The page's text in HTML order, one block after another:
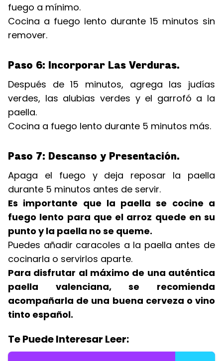
fuego a mínimo.
Cocina a fuego lento durante 15 minutos sin
remover.
Paso 6: Incorporar Las Verduras.
Después de 15 minutos, agrega las judías
verdes, las alubias verdes y el garrofó a la
paella.
Cocina a fuego lento durante 5 minutos más.
Paso 7: Descanso y Presentación.
Apaga el fuego y deja reposar la paella
durante 5 minutos antes de servir.
Es importante que la paella se cocine a
fuego lento para que el arroz quede en su
punto y la paella no se queme.
Puedes añadir caracoles a la paella antes de
cocinarla o servirlos aparte.
Para disfrutar al máximo de una auténtica
paella valenciana, se recomienda
acompañarla de una buena cerveza o vino
tinto español.
Te Puede Interesar Leer: